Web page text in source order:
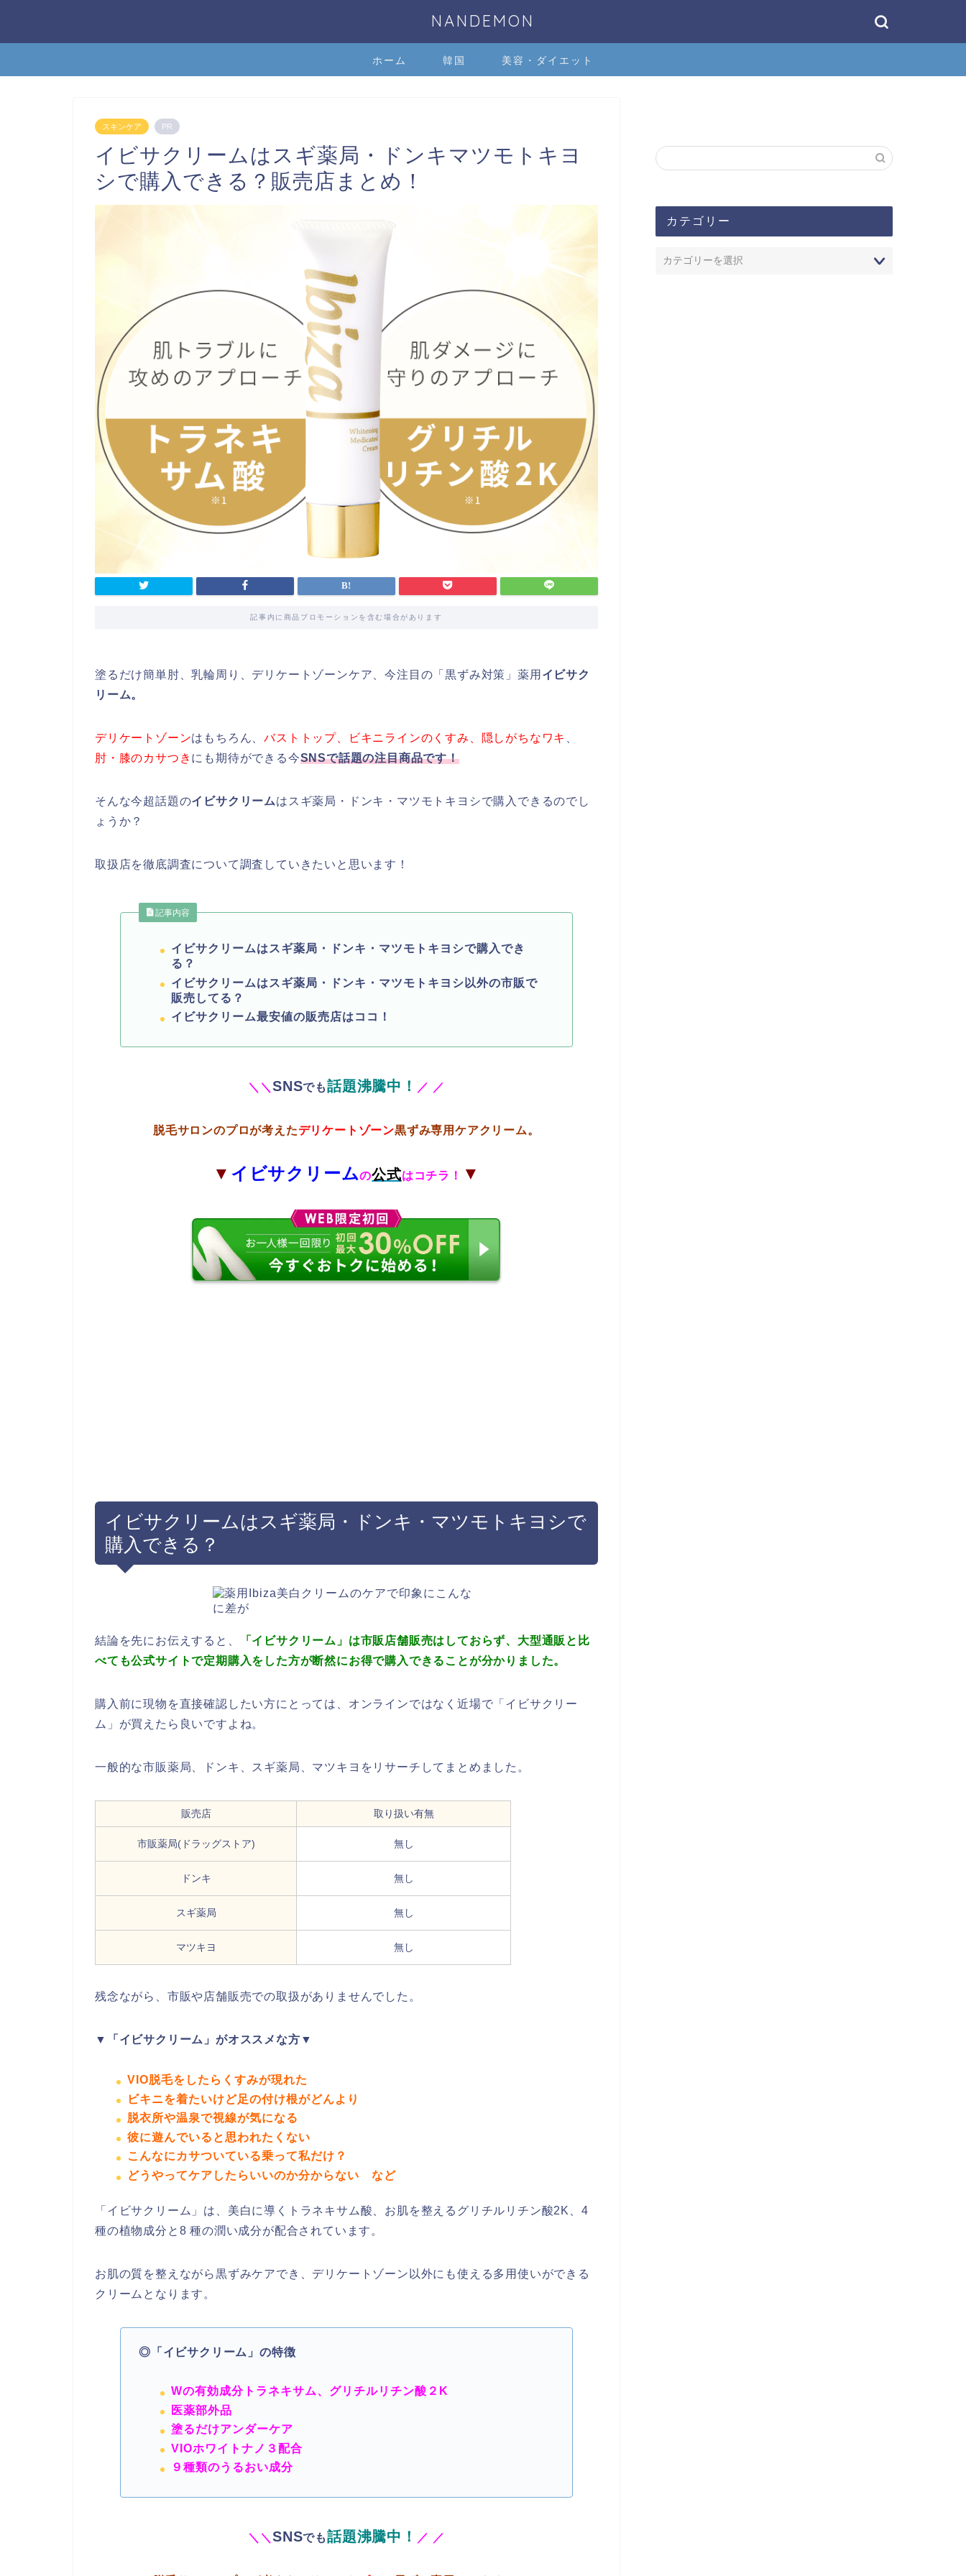
NANDEMON
ホーム 韓国 美容・ダイエット
スキンケア PR
イビサクリームはスギ薬局・ドンキマツモトキヨ
シで購入できる？販売店まとめ！
記事内に商品プロモーションを含む場合があります
塗るだけ簡単肘、乳輪周り、デリケートゾーンケア、今注目の「黒ずみ対策」薬用 イビサク
リーム。
デリケートゾーンはもちろん、バストトップ、ビキニラインのくすみ、隠しがちなワキ
肘・膝のカサつき にも期待ができる今SNSで話題の注目商品です！
そんな今超話題のイビサクリームはスギ薬局・ドンキ・マツモトキヨシで購入できるのでし
ょうか？
取扱店を徹底調査について調査していきたいと思います！
記事内容
イビサクリームはスギ薬局・ドンキ・マツモトキヨシで購入でき
る？
イビサクリームはスギ薬局・ドンキ・マツモトキヨシ以外の市販で
販売してる？
イビサクリーム最安値の販売店はココ！
＼ ＼SNSでも話題沸騰中！ ／ ／
脱毛サロンのプロが考えたデリケートゾーン黒ずみ専用ケアクリーム。
▼ イビサクリームの公式はコチラ！ ▼
イビサクリームはスギ薬局・ドンキ・マツモトキヨシで
購入できる？
結論を先にお伝えすると、 「イビサクリーム」 は市販店舗販売はしておらず、大型通販と比
べても公式サイトで定期購入をした方が断然にお得で購入できることが分かりました。
購入前に現物を直接確認したい方にとっては、オンラインではなく近場で「イビサクリー
ム」が買えたら良いですよね。
一般的な市販薬局、ドンキ、スギ薬局、マツキヨをリサーチしてまとめました。
販売店 取り扱い有無
市販薬局(ドラッグストア) 無し
ドンキ 無し
スギ薬局 無し
マツキヨ 無し
残念ながら、市販や店舗販売での取扱がありませんでした。
▼「イビサクリーム」がオススメな方▼
VIO脱毛をしたらくすみが現れた
ビキニを着たいけど足の付け根がどんより
脱衣所や温泉で視線が気になる
彼に遊んでいると思われたくない
こんなにカサついている乗って私だけ？
どうやってケアしたらいいのか分からない など
「イビサクリーム」は、美白に導くトラネキサム酸、お肌を整えるグリチルリチン酸2K、4
種の植物成分と8 種の潤い成分が配合されています。
お肌の質を整えながら黒ずみケアでき、デリケートゾーン以外にも使える多用使いができる
クリームとなります。
◎「イビサクリーム」の特徴
Wの有効成分トラネキサム、グリチルリチン酸２K
医薬部外品
塗るだけアンダーケア
VIOホワイトナノ３配合
９種類のうるおい成分
＼ ＼SNSでも話題沸騰中！ ／ ／
カテゴリー